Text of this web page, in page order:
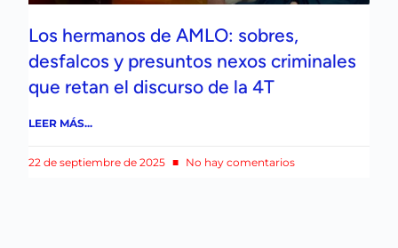
Los hermanos de AMLO: sobres,
desfalcos y presuntos nexos criminales
que retan el discurso de la 4T
LEER MÁS...
22 de septiembre de 2025 No hay comentarios